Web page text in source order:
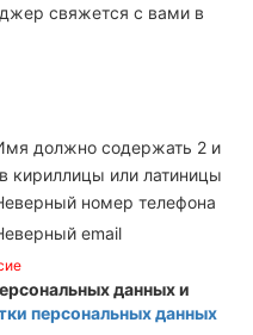
свяжется с вами в
должно содержать 2 и
кириллицы или латиницы
номер телефона
email
данных и
персональных данных